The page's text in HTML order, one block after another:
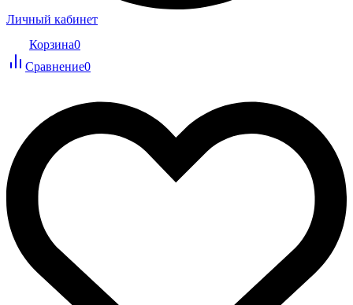
Личный кабинет
Корзина0
Сравнение0